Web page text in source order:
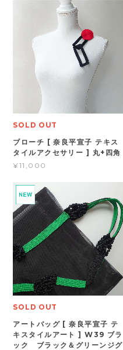
SOLD OUT
ブローチ [ 奈良平宣子 テキス
タイルアクセサリー ] 丸+四角
¥11,000
SOLD OUT
アートバッグ [ 奈良平宣子 テ
キスタイルアート ] W39 ブラ
ック ブラック＆グリーンジグ